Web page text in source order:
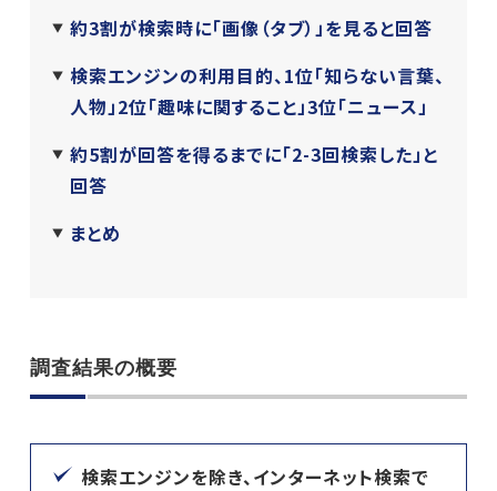
約3割が検索時に「画像（タブ）」を見ると回答
検索エンジンの利用目的、1位「知らない言葉、
人物」2位「趣味に関すること」3位「ニュース」
約5割が回答を得るまでに「2-3回検索した」と
回答
まとめ
調査結果の概要
検索エンジンを除き、インターネット検索で